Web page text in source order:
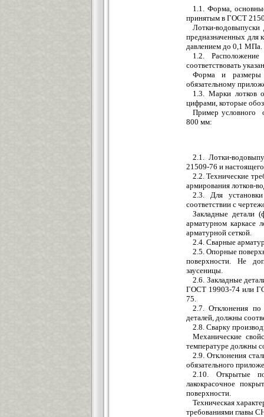
1.1. Форма,
принятым в ГОСТ
Лотки-
предназначенных для
давлением до 0,1 МПа.
1.2.
соответствовать
Форма и размеры
обязательному
1.3. Марки лотков
цифрами, которые
Пример условного
800 мм:
2.1. Лотки-
21509-76 и
2.2. Технические
армирования лотков-
2.3. Для
соответствии с
Закладные детали
арматурном каркасе
арматурной сеткой.
2.4. Сварные
2.5. Опорные
поверхности. Не
заусеницы.
2.6. Закладные
ГОСТ 19903-74 или
75.
2.7. Отклонения
деталей, должны
2.8. Сварку
Механические
температуре должны
2.9. Отклонения
обязательного
2.10. Открытые
лакокрасочное
поверхности.
Техническая
требованиями главы